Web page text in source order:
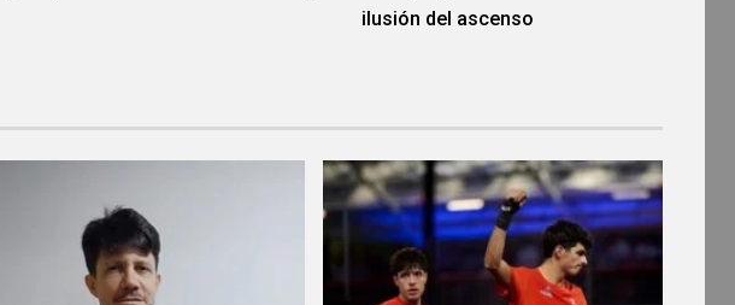
ilusión del ascenso